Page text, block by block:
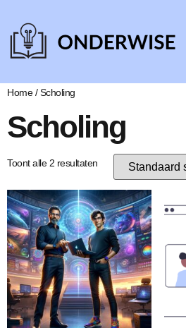
Home/ Scholing
Scholing
Toont alle 2 resultaten